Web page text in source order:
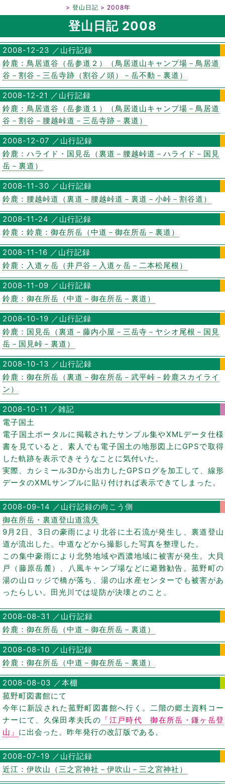
登山日記 2008年
登山日記 2008
2008-12-23 ／山行記録
鈴鹿：鳥居道谷（岳参道２）（鳥居道山キャンプ場－鳥居道
谷－割谷－三岳寺跡（割谷ノ頭）－岳不動－裏道）
2008-12-21 ／山行記録
鈴鹿：鳥居道谷（岳参道１）（鳥居道山キャンプ場－鳥居道
谷－割谷－腰越峠道－三岳寺跡－裏道）
2008-12-07 ／山行記録
鈴鹿：ハライド・国見岳（裏道－腰越峠道－ハライド－国見
岳－裏道）
2008-11-30 ／山行記録
鈴鹿：腰越峠道（裏道－腰越峠道－裏道－小峠－割谷道）
2008-11-24 ／山行記録
鈴鹿：鈴鹿：御在所岳（中道－御在所岳－裏道）
2008-11-16 ／山行記録
鈴鹿：入道ヶ岳（井戸谷－入道ヶ岳－二本松尾根）
2008-11-09 ／山行記録
鈴鹿：御在所岳（中道－御在所岳－裏道）
2008-10-19 ／山行記録
鈴鹿：国見岳（裏道－藤内小屋－三岳寺－ヤシオ尾根－国見
岳－国見峠－裏道）
2008-10-13 ／山行記録
鈴鹿：御在所岳（裏道－御在所岳－武平峠－鈴鹿スカイライ
ン）
2008-10-11 ／雑記
電子国土
電子国土ポータルに掲載されたサンプル集やXMLデータ仕様
書を見ていると、素人でも電子国土の地形図上にGPSで取得
した軌跡を表示できそうなことに気付いた。
実際、カシミール3Dから出力したGPSログを加工して、線形
データのXMLサンプルに貼り付ければ表示できてしまった。
2008-09-14 ／山行記録の向こう側
御在所岳・裏道登山道流失
9月2日、3日の豪雨により北谷に土石流が発生し、裏道登山
道が流出した。中道などから撮影した写真を整理した。
この集中豪雨により北勢地域や西濃地域に被害が発生。大貝
戸（藤原岳麓）、八風キャンプ場などに避難勧告。菰野町の
湯の山ロッジで橋が落ち、湯の山水産センターでも被害があ
ったらしい。田光川では堤防が決壊とのこと。
2008-08-31 ／山行記録
鈴鹿：御在所岳（中道－御在所岳－裏道）
2008-08-10 ／山行記録
鈴鹿：御在所岳（中道－御在所岳－裏道）
2008-08-03 ／本棚
菰野町図書館にて
今年に新設された菰野町図書館へ行く。二階の郷土資料コー
ナーにて、久保田孝夫氏の 「江戸時代 御在所岳・鎌ヶ岳登
山」 に出会った。昨年発行の改訂版である。
2008-07-19 ／山行記録
近江：伊吹山（三之宮神社－伊吹山－三之宮神社）